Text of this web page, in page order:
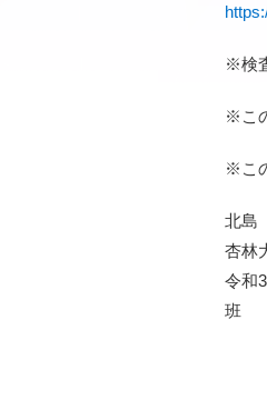
※検
※こ
※こ
北
杏林
令和
班